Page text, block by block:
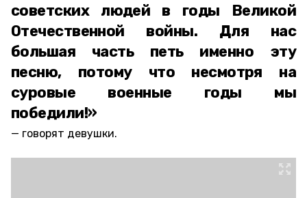
советских людей в годы Великой
Отечественной войны. Для нас
большая часть петь именно эту
песню, потому что несмотря на
суровые военные годы мы
победили!»
говорят девушки.